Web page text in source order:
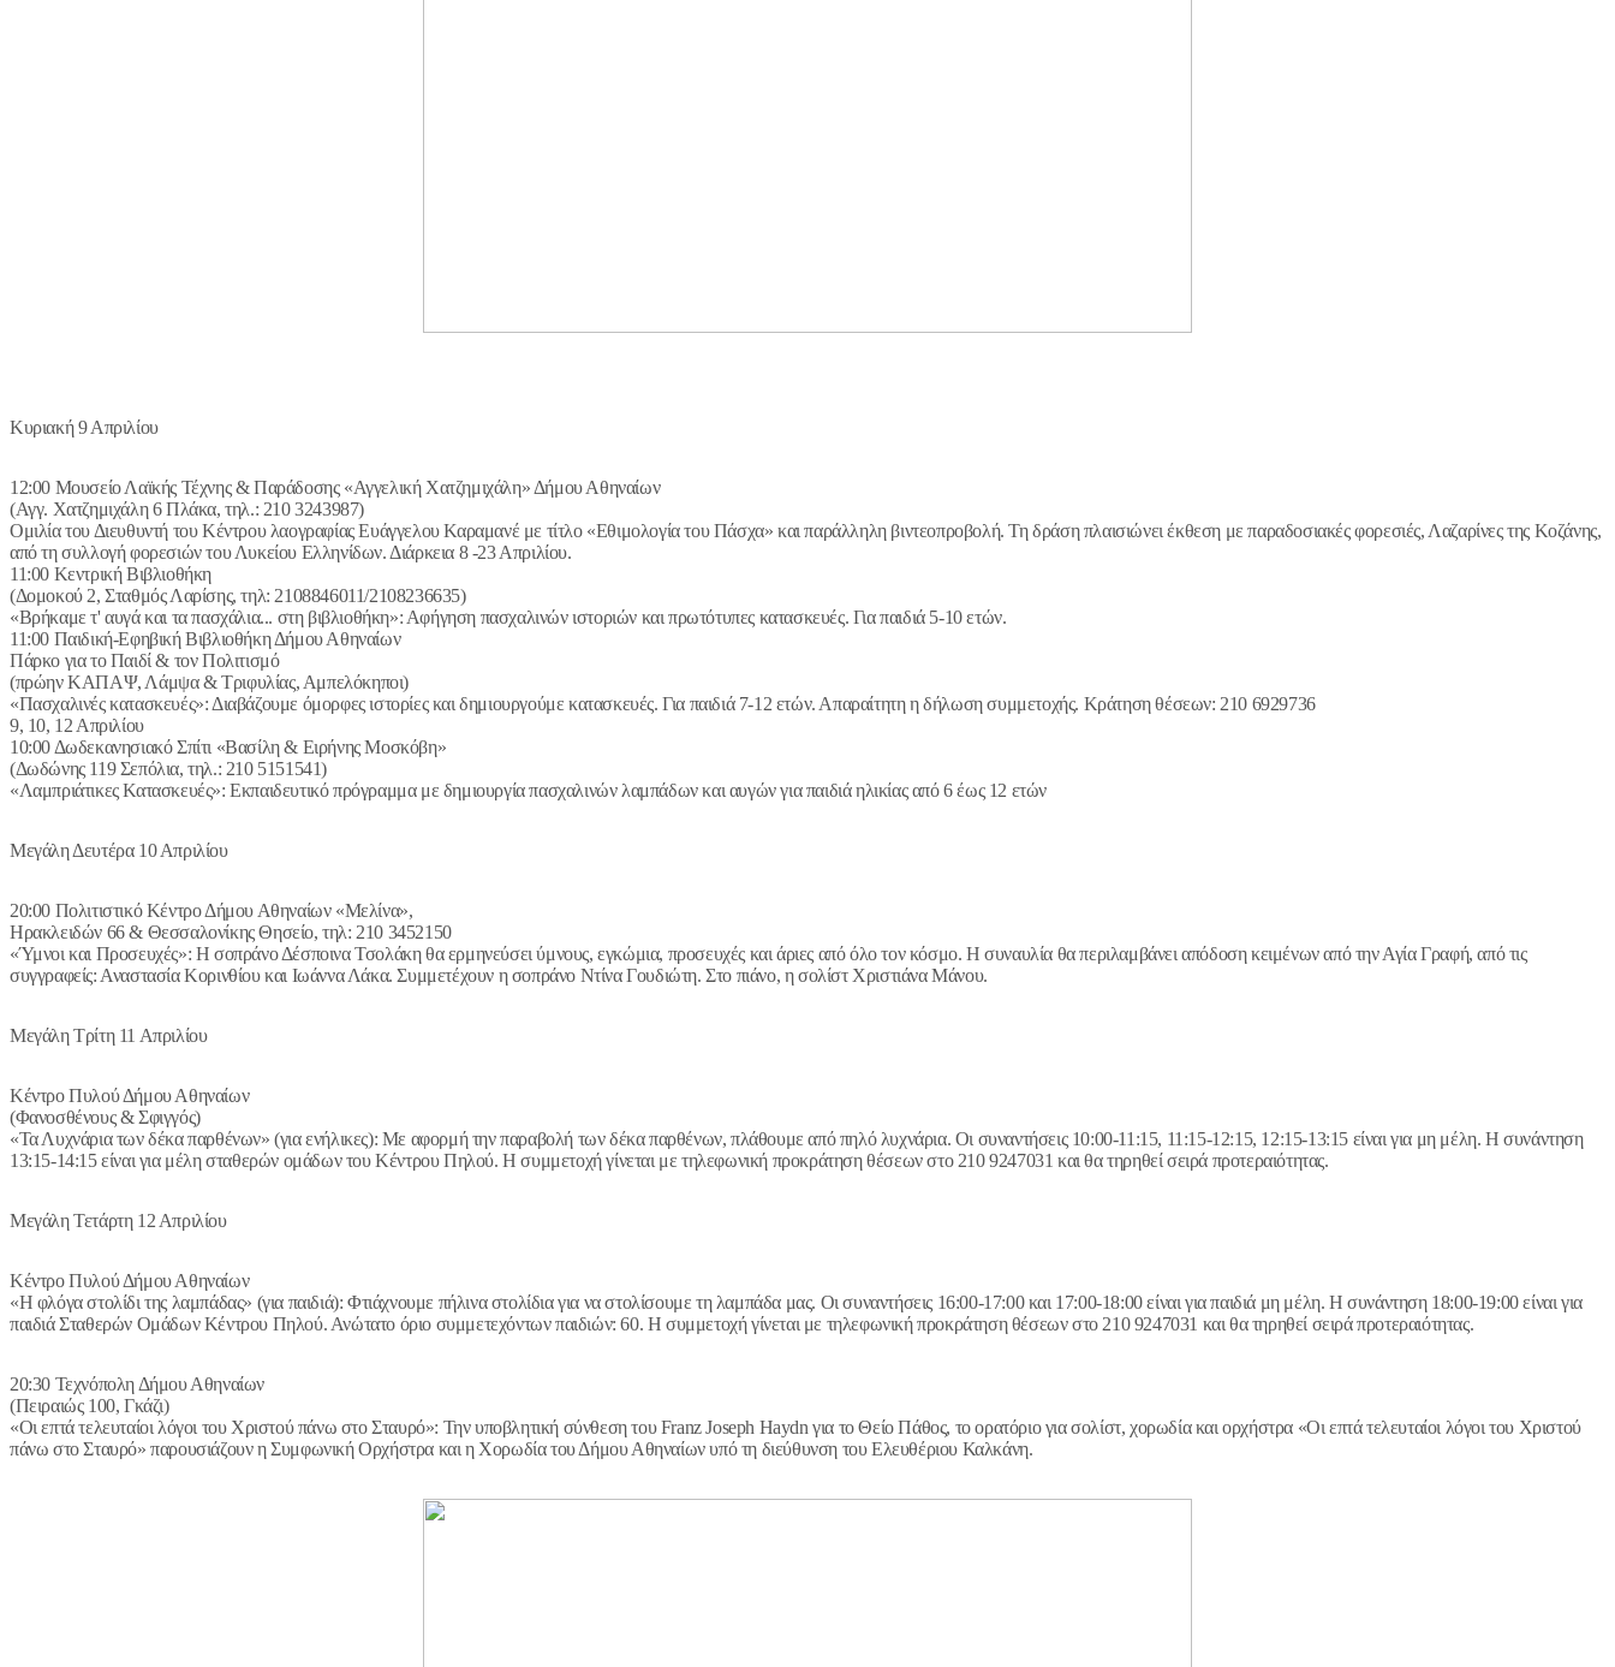
Κυριακή 9 Απριλίου
12:00 Μουσείο Λαϊκής Τέχνης & Παράδοσης «Αγγελική Χατζημιχάλη» Δήμου Αθηναίων
(Αγγ. Χατζημιχάλη 6 Πλάκα, τηλ.: 210 3243987)
Ομιλία του Διευθυντή του Κέντρου λαογραφίας Ευάγγελου Καραμανέ με τίτλο «Εθιμολογία του Πάσχα» και παράλληλη βιντεοπροβολή. Τη δράση πλαισιώνει έκθεση με παραδοσιακές φορεσιές, Λαζαρίνες της Κοζάνης,
από τη συλλογή φορεσιών του Λυκείου Ελληνίδων. Διάρκεια 8 -23 Απριλίου.
11:00 Κεντρική Βιβλιοθήκη
(Δομοκού 2, Σταθμός Λαρίσης, τηλ: 2108846011/2108236635)
«Βρήκαμε τ' αυγά και τα πασχάλια... στη βιβλιοθήκη»: Αφήγηση πασχαλινών ιστοριών και πρωτότυπες κατασκευές. Για παιδιά 5-10 ετών.
11:00 Παιδική-Εφηβική Βιβλιοθήκη Δήμου Αθηναίων
Πάρκο για το Παιδί & τον Πολιτισμό
(πρώην ΚΑΠΑΨ, Λάμψα & Τριφυλίας, Αμπελόκηποι)
«Πασχαλινές κατασκευές»: Διαβάζουμε όμορφες ιστορίες και δημιουργούμε κατασκευές. Για παιδιά 7-12 ετών. Απαραίτητη η δήλωση συμμετοχής. Κράτηση θέσεων: 210 6929736
9, 10, 12 Απριλίου
10:00 Δωδεκανησιακό Σπίτι «Βασίλη & Ειρήνης Μοσκόβη»
(Δωδώνης 119 Σεπόλια, τηλ.: 210 5151541)
«Λαμπριάτικες Κατασκευές»: Εκπαιδευτικό πρόγραμμα με δημιουργία πασχαλινών λαμπάδων και αυγών για παιδιά ηλικίας από 6 έως 12 ετών
Μεγάλη Δευτέρα 10 Απριλίου
20:00 Πολιτιστικό Κέντρο Δήμου Αθηναίων «Μελίνα»,
Ηρακλειδών 66 & Θεσσαλονίκης Θησείο, τηλ: 210 3452150
«Ύμνοι και Προσευχές»: Η σοπράνο Δέσποινα Τσολάκη θα ερμηνεύσει ύμνους, εγκώμια, προσευχές και άριες από όλο τον κόσμο. Η συναυλία θα περιλαμβάνει απόδοση κειμένων από την Αγία Γραφή, από τις
συγγραφείς: Αναστασία Κορινθίου και Ιωάννα Λάκα. Συμμετέχουν η σοπράνο Ντίνα Γουδιώτη. Στο πιάνο, η σολίστ Χριστιάνα Μάνου.
Μεγάλη Τρίτη 11 Απριλίου
Κέντρο Πυλού Δήμου Αθηναίων
(Φανοσθένους & Σφιγγός)
«Τα Λυχνάρια των δέκα παρθένων» (για ενήλικες): Με αφορμή την παραβολή των δέκα παρθένων, πλάθουμε από πηλό λυχνάρια. Οι συναντήσεις 10:00-11:15, 11:15-12:15, 12:15-13:15 είναι για μη μέλη. Η συνάντηση
13:15-14:15 είναι για μέλη σταθερών ομάδων του Κέντρου Πηλού. Η συμμετοχή γίνεται με τηλεφωνική προκράτηση θέσεων στο 210 9247031 και θα τηρηθεί σειρά προτεραιότητας.
Μεγάλη Τετάρτη 12 Απριλίου
Κέντρο Πυλού Δήμου Αθηναίων
«Η φλόγα στολίδι της λαμπάδας» (για παιδιά): Φτιάχνουμε πήλινα στολίδια για να στολίσουμε τη λαμπάδα μας. Οι συναντήσεις 16:00-17:00 και 17:00-18:00 είναι για παιδιά μη μέλη. Η συνάντηση 18:00-19:00 είναι για
παιδιά Σταθερών Ομάδων Κέντρου Πηλού. Ανώτατο όριο συμμετεχόντων παιδιών: 60. Η συμμετοχή γίνεται με τηλεφωνική προκράτηση θέσεων στο 210 9247031 και θα τηρηθεί σειρά προτεραιότητας.
20:30 Τεχνόπολη Δήμου Αθηναίων
(Πειραιώς 100, Γκάζι)
«Οι επτά τελευταίοι λόγοι του Χριστού πάνω στο Σταυρό»: Την υποβλητική σύνθεση του Franz Joseph Haydn για το Θείο Πάθος, το ορατόριο για σολίστ, χορωδία και ορχήστρα «Οι επτά τελευταίοι λόγοι του Χριστού
πάνω στο Σταυρό» παρουσιάζουν η Συμφωνική Ορχήστρα και η Χορωδία του Δήμου Αθηναίων υπό τη διεύθυνση του Ελευθέριου Καλκάνη.